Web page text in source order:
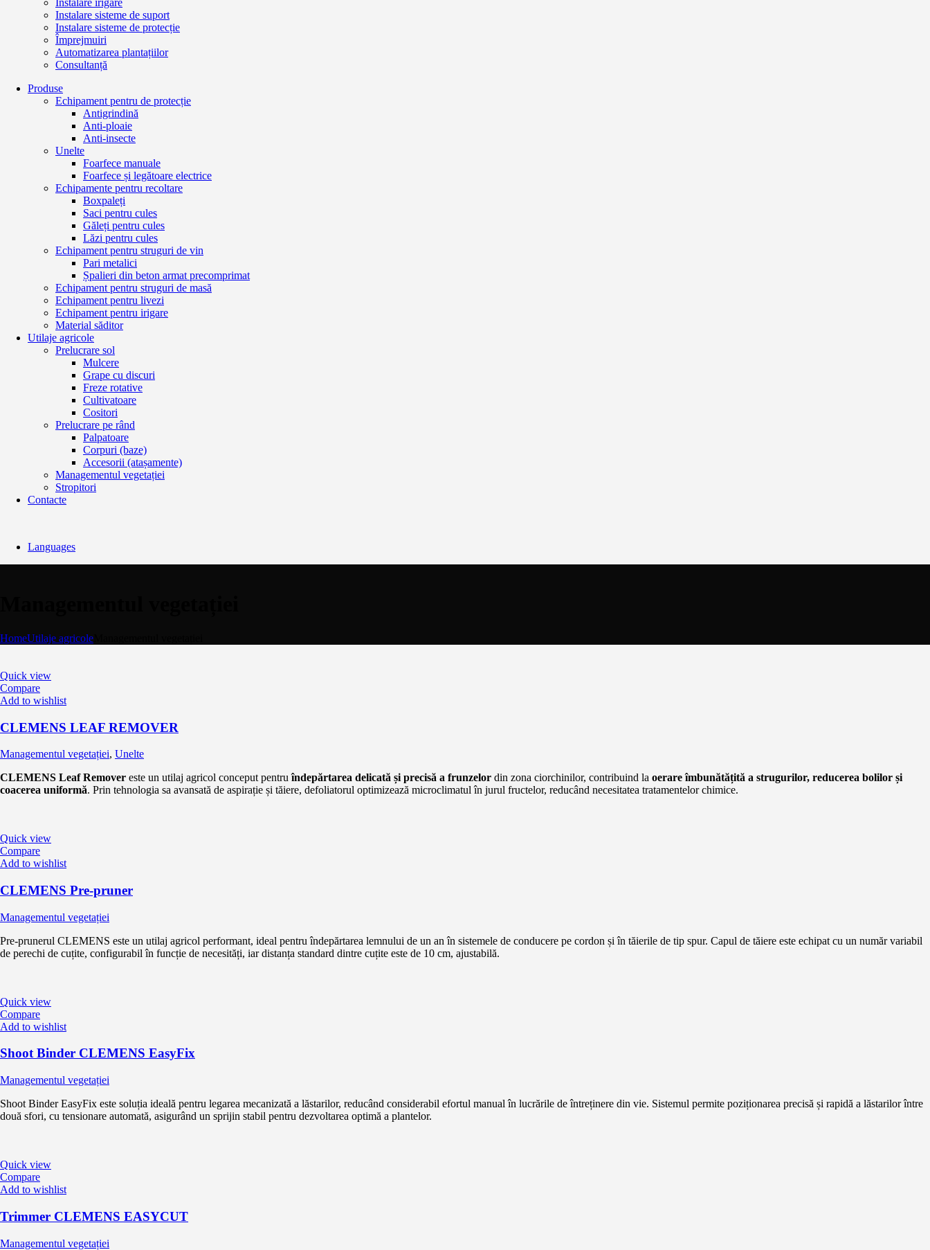
Instalare irigare
Instalare sisteme de suport
Instalare sisteme de protecție
Împrejmuiri
Automatizarea plantațiilor
Consultanță
Produse
Echipament pentru de protecție
Antigrindină
Anti-ploaie
Anti-insecte
Unelte
Foarfece manuale
Foarfece și legătoare electrice
Echipamente pentru recoltare
Boxpaleți
Saci pentru cules
Găleți pentru cules
Lăzi pentru cules
Echipament pentru struguri de vin
Pari metalici
Șpalieri din beton armat precomprimat
Echipament pentru struguri de masă
Echipament pentru livezi
Echipament pentru irigare
Material săditor
Utilaje agricole
Prelucrare sol
Mulcere
Grape cu discuri
Freze rotative
Cultivatoare
Cositori
Prelucrare pe rând
Palpatoare
Corpuri (baze)
Accesorii (atașamente)
Managementul vegetației
Stropitori
Contacte
Languages
HomeUtilaje agricole
Quick view
Compare
Add to wishlist
CLEMENS LEAF REMOVER
Managementul vegetației, Unelte
CLEMENS Leaf Remover este un utilaj agricol conceput pentruîndepărtarea delicată și precisă a frunzelor din zona ciorchinilor, contribuind la oerare îmbunătățită a strugurilor, reducerea bolilor și
coacerea uniformă. Prin tehnologia sa avansată de aspirație și tăiere, defoliatorul optimizează microclimatul în jurul fructelor, reducând necesitatea tratamentelor chimice.
Quick view
Compare
Add to wishlist
​CLEMENS Pre-pruner
Managementul vegetației
Pre-prunerul CLEMENS este un utilaj agricol performant, ideal pentru îndepărtarea lemnului de un an în sistemele de conducere pe cordon și în tăierile de tip spur. Capul de tăiere este echipat cu un număr variabil
de perechi de cuțite, configurabil în funcție de necesități, iar distanța standard dintre cuțite este de 10 cm, ajustabilă.
Quick view
Compare
Add to wishlist
Shoot Binder CLEMENS EasyFix
Managementul vegetației
Shoot Binder EasyFix este soluția ideală pentru legarea mecanizată a lăstarilor, reducând considerabil efortul manual în lucrările de întreținere din vie. Sistemul permite poziționarea precisă și rapidă a lăstarilor între
două sfori, cu tensionare automată, asigurând un sprijin stabil pentru dezvoltarea optimă a plantelor.
Quick view
Compare
Add to wishlist
Trimmer CLEMENS EASYCUT
Managementul vegetației